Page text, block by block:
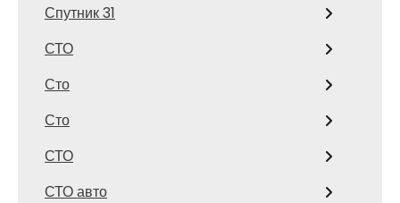
Спутник 31
СТО
Сто
Сто
СТО
СТО авто